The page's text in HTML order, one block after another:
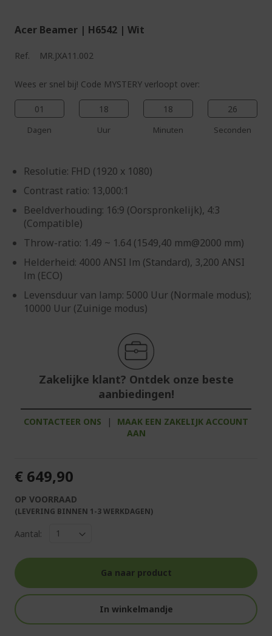
Acer Beamer | H6542 | Wit
Ref. MR.JXA11.002
Wees er snel bij! Code MYSTERY verloopt over:
01
Dagen
18
Uur
18
Minuten
25
Seconden
Resolutie: FHD (1920 x 1080)
Contrast ratio: 13,000:1
Beeldverhouding: 16:9 (Oorspronkelijk), 4:3
(Compatible)
Throw-ratio: 1.49 ~ 1.64 (1549,40 mm@2000 mm)
Helderheid: 4000 ANSI lm (Standard), 3,200 ANSI
lm (ECO)
Levensduur van lamp: 5000 Uur (Normale modus);
10000 Uur (Zuinige modus)
Zakelijke klant? Ontdek onze beste
aanbiedingen!
CONTACTEER ONS |
MAAK EEN ZAKELIJK ACCOUNT
AAN
€ 649,90
OP VOORRAAD
(LEVERING BINNEN 1-3 WERKDAGEN)
Aantal:
Ga naar product
In winkelmandje